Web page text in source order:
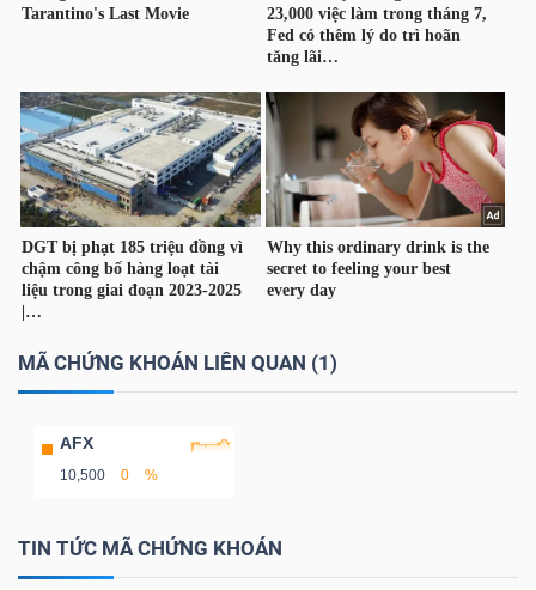
MÃ CHỨNG KHOÁN LIÊN QUAN (1)
AFX
10,500 0 %
TIN TỨC MÃ CHỨNG KHOÁN
TÀI
CHÍNH
CÔNG
THÔNG
TIN
DỊCH
VỤ